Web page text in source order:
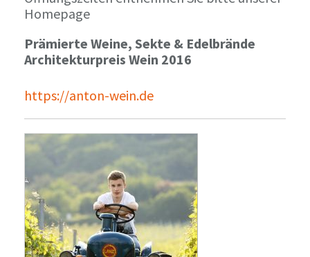
Homepage
Prämierte Weine, Sekte & Edelbrände
Architekturpreis Wein 2016
https://anton-wein.de